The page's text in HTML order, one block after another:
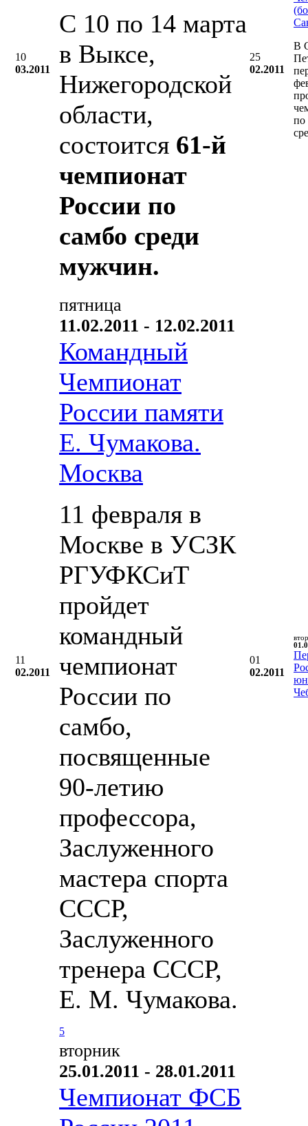
10
03.2011
С 10 по 14 марта
в Выксе,
Нижегородской
области,
состоится 61-й
чемпионат
России по
самбо среди
мужчин.
25
02.2011
В
по
11
02.2011
пятница
11.02.2011 - 12.02.2011
Командный
Чемпионат
России памяти
Е. Чумакова.
Москва
11 февраля в
Москве в УСЗК
РГУФКСиТ
пройдет
командный
чемпионат
России по
самбо,
посвященные
90-летию
профессора,
Заслуженного
мастера спорта
СССР,
Заслуженного
тренера СССР,
Е. М. Чумакова.
5
01
02.2011
вторник
25.01.2011 - 28.01.2011
Чемпионат ФСБ